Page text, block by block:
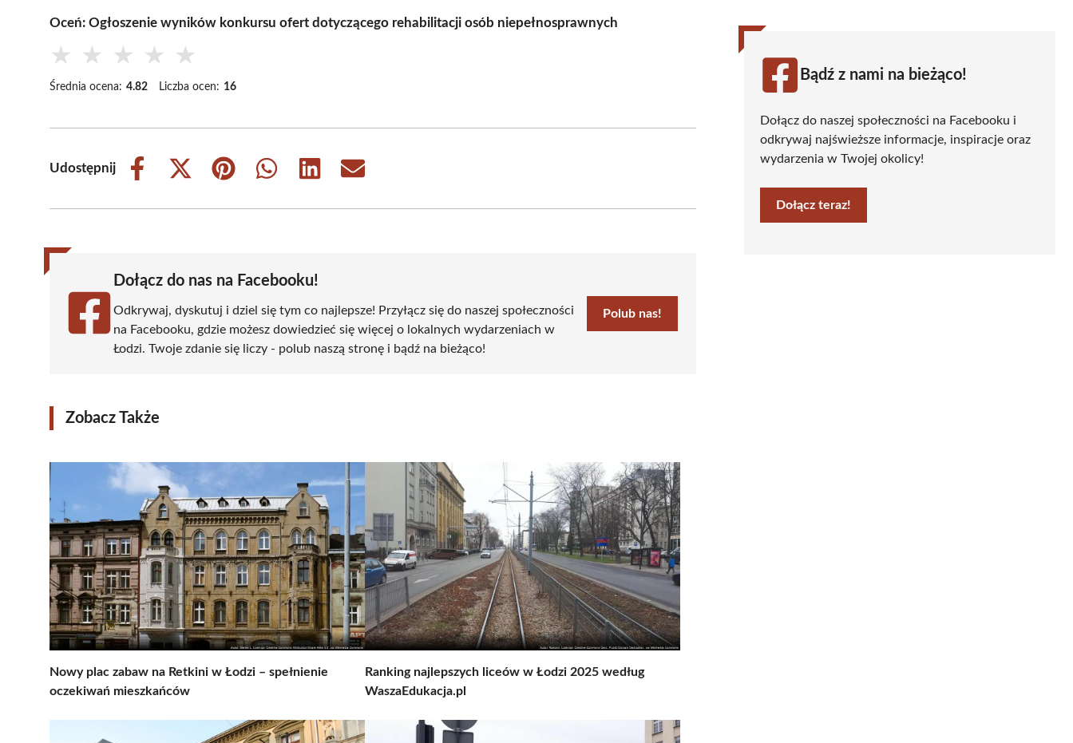
Oceń: Ogłoszenie wyników konkursu ofert dotyczącego rehabilitacji osób niepełnosprawnych
★ ★ ★ ★ ★
Średnia ocena: 4.82 Liczba ocen: 16
Udostępnij
Share
Share
(Twitter)
Share
Share
Share
Share
Dołącz do nas na Facebooku!
Odkrywaj, dyskutuj i dziel się tym co najlepsze! Przyłącz się do naszej społeczności
na Facebooku, gdzie możesz dowiedzieć się więcej o lokalnych wydarzeniach w
Łodzi. Twoje zdanie się liczy - polub naszą stronę i bądź na bieżąco!
Polub nas!
Zobacz Także
Nowy plac zabaw na Retkini w Łodzi – spełnienie
oczekiwań mieszkańców
Ranking najlepszych liceów w Łodzi 2025 według
WaszaEdukacja.pl
Bądź z nami na bieżąco!
Dołącz do naszej społeczności na Facebooku i
odkrywaj najświeższe informacje, inspiracje oraz
wydarzenia w Twojej okolicy!
Dołącz teraz!